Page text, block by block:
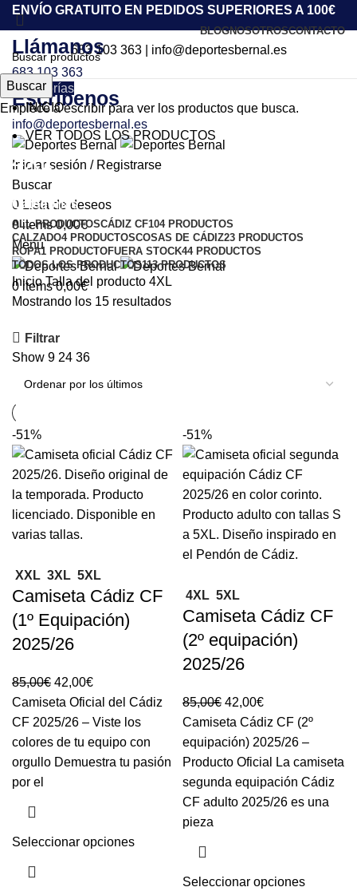
ENVÍO GRATUITO EN PEDIDOS SUPERIORES A 100€
BLOGNOSOTROSCONTACTO
683 103 363| info@deportesbernal.es
Llámanos
683 103 363
Escríbenos
info@deportesbernal.es
Iniciar sesión / Registrarse
Buscar
0 Lista de deseos
0items 0,00€
Menu
0items 0,00€
Categorías
INICIO
VER TODOS LOS PRODUCTOS
4XL
Categorías
ALL PRODUCTOSCÁDIZ CF104 PRODUCTOS
CALZADO4 PRODUCTOSCOSAS DE CÁDIZ23 PRODUCTOS
ROPA1 PRODUCTOFUERA STOCK44 PRODUCTOS
TODOS LOS PRODUCTOS113 PRODUCTOS
InicioTalla del producto 4XL
Mostrando los 15 resultados
Filtrar
Show 9 24 36
-51%
XXL 3XL 5XL
Camiseta Cádiz CF
(1º Equipación)
2025/26
85,00€ 42,00€
Camiseta Oficial del Cádiz
CF 2025/26 – Viste los
colores de tu equipo con
orgullo Demuestra tu pasión
por el
Seleccionar opciones
-51%
4XL 5XL
Camiseta Cádiz CF
(2º equipación)
2025/26
85,00€ 42,00€
Camiseta Cádiz CF (2º
equipación) 2025/26 –
Producto Oficial La camiseta
segunda equipación Cádiz
CF adulto 2025/26 es una
pieza
Seleccionar opciones
Buscar
Empiece a escribir para ver los productos que busca.